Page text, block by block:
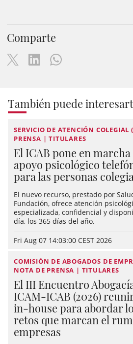
Comparte
También puede
SERVICIO DE ATENCIÓN
PRENSA | TITULARES
El ICAB pone en
apoyo psicológico
para las personas
El nuevo recurso, prestado por
Fundación, ofrece atención
especializada, confidencial y
día, los 365 días del año.
Fri Aug 07 14:03:00 CEST 2026
COMISIÓN DE ABOGADOS DE
NOTA DE PRENSA | TITULARES
El III Encuentro
ICAM-ICAB (2026)
in-house para abordar
retos que marcan el
empresas